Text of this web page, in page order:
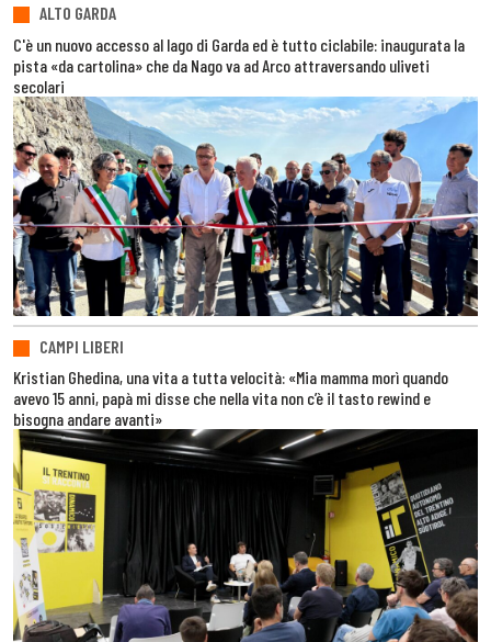
ALTO GARDA
C'è un nuovo accesso al lago di Garda ed è tutto ciclabile: inaugurata la
pista «da cartolina» che da Nago va ad Arco attraversando uliveti
secolari
CAMPI LIBERI
Kristian Ghedina, una vita a tutta velocità: «Mia mamma morì quando
avevo 15 anni, papà mi disse che nella vita non c’è il tasto rewind e
bisogna andare avanti»